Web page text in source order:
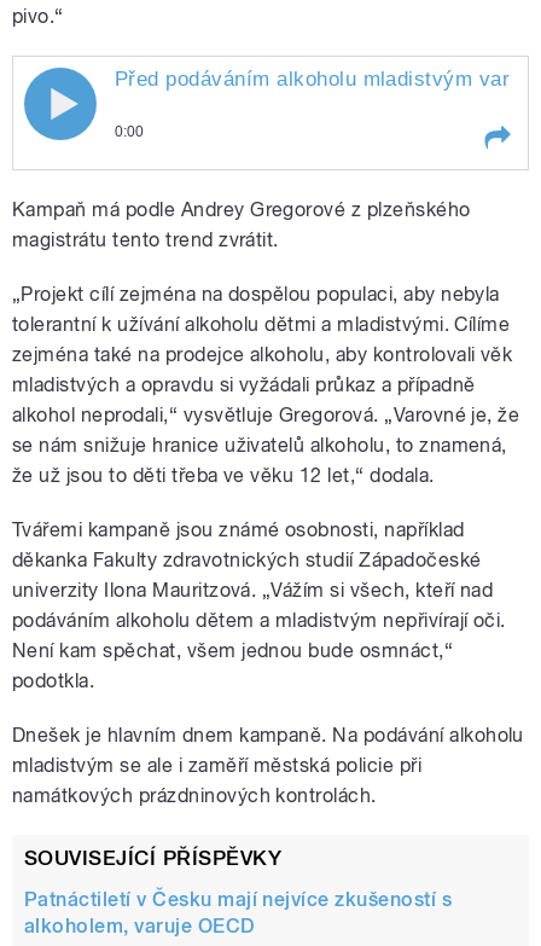
pivo.“
pause
Před podáváním alkoholu mladistvým
0:00
mladistvým varuje plzeňská kampaň
Respektuj 18. Zajímal se o ni Lukáš
Kampaň má podle Andrey Gregorové z plzeňského
magistrátu tento trend zvrátit.
„Projekt cílí zejména na dospělou populaci, aby nebyla
tolerantní k užívání alkoholu dětmi a mladistvými. Cílíme
zejména také na prodejce alkoholu, aby kontrolovali věk
mladistvých a opravdu si vyžádali průkaz a případně
alkohol neprodali,“ vysvětluje Gregorová. „Varovné je, že
se nám snižuje hranice uživatelů alkoholu, to znamená,
že už jsou to děti třeba ve věku 12 let,“ dodala.
Tvářemi kampaně jsou známé osobnosti, například
děkanka Fakulty zdravotnických studií Západočeské
univerzity Ilona Mauritzová. „Vážím si všech, kteří nad
podáváním alkoholu dětem a mladistvým nepřivírají oči.
Není kam spěchat, všem jednou bude osmnáct,“
podotkla.
Dnešek je hlavním dnem kampaně. Na podávání alkoholu
mladistvým se ale i zaměří městská policie při
namátkových prázdninových kontrolách.
SOUVISEJÍCÍ PŘÍSPĚVKY
Patnáctiletí v Česku mají nejvíce zkušeností s
alkoholem, varuje OECD